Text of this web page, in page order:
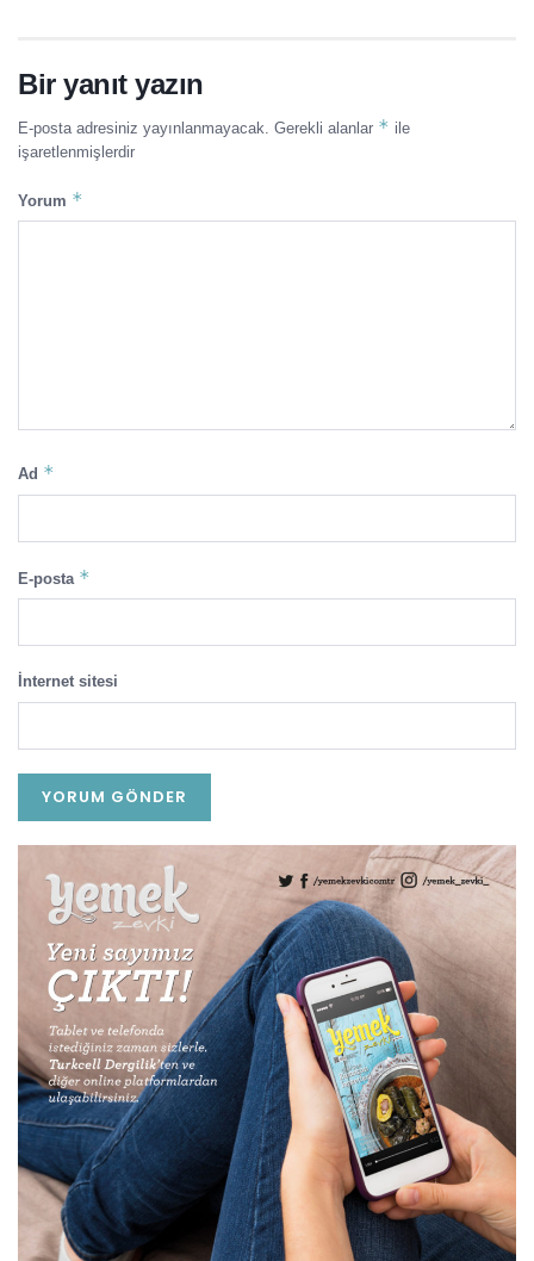
Bir yanıt yazın
E-posta adresiniz yayınlanmayacak. Gerekli alanlar * ile
işaretlenmişlerdir
Yorum *
Ad *
E-posta *
İnternet sitesi